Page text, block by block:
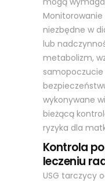
niezbędne w
lub
metabolizm,
samopoczucie
wykonywane
bieżącą
ryzyka dla
Kontrola
leczeniu
USG tarczycy